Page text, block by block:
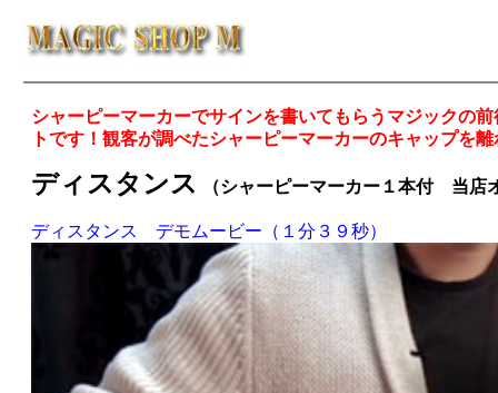
シャーピーマーカーでサインを書いてもらうマジックの
トです！観客が調べたシャーピーマーカーのキャップを
ディスタンス （シャーピーマーカー１本付 当店
ディスタンス デモムービー（１分３９秒）